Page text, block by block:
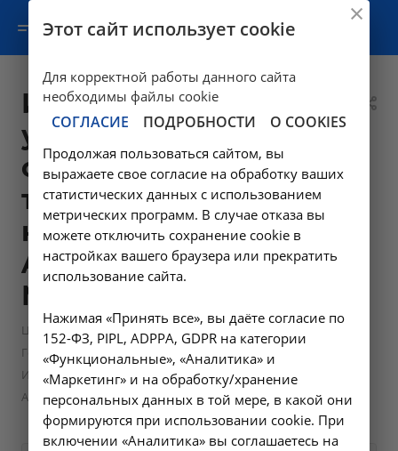
Исследование
уровня
свободного
тестостерона в
крови -
A09.05.078.001 в
Москве
Цены в Москве — Лабораторные исследования
Гормоны —
Исследование уровня свободного тестостерона в крови -
A09.05.078.001 в Москве
Этот сайт использует cookie
Для корректной работы данного сайта
необходимы файлы cookie
СОГЛАСИЕ ПОДРОБНОСТИ О COOKIES
Продолжая пользоваться сайтом, вы
выражаете свое согласие на обработку ваших
статистических данных с использованием
метрических программ. В случае отказа вы
можете отключить сохранение cookie в
настройках вашего браузера или прекратить
использование сайта.
Нажимая «Принять все», вы даёте согласие по
152-ФЗ, PIPL, ADPPA, GDPR на категории
«Функциональные», «Аналитика» и
«Маркетинг» и на обработку/хранение
персональных данных в той мере, в какой они
формируются при использовании cookie. При
включении «Аналитика» вы соглашаетесь на